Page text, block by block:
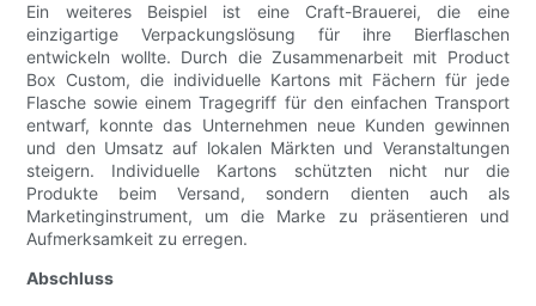
Ein weiteres Beispiel ist eine Craft-Brauerei, die eine
einzigartige Verpackungslösung für ihre Bierflaschen
entwickeln wollte. Durch die Zusammenarbeit mit Product
Box Custom, die individuelle Kartons mit Fächern für jede
Flasche sowie einem Tragegriff für den einfachen Transport
entwarf, konnte das Unternehmen neue Kunden gewinnen
und den Umsatz auf lokalen Märkten und Veranstaltungen
steigern. Individuelle Kartons schützten nicht nur die
Produkte beim Versand, sondern dienten auch als
Marketinginstrument, um die Marke zu präsentieren und
Aufmerksamkeit zu erregen.
Abschluss